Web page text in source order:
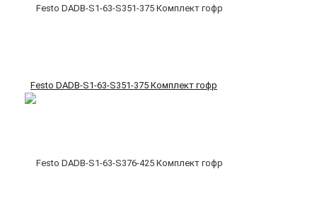
Festo DADB-S1-63-S351-375 Комплект гофр